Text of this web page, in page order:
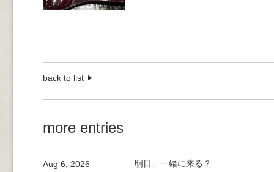
back to list
more entries
明日、一緒に来る？
Aug 6, 2026